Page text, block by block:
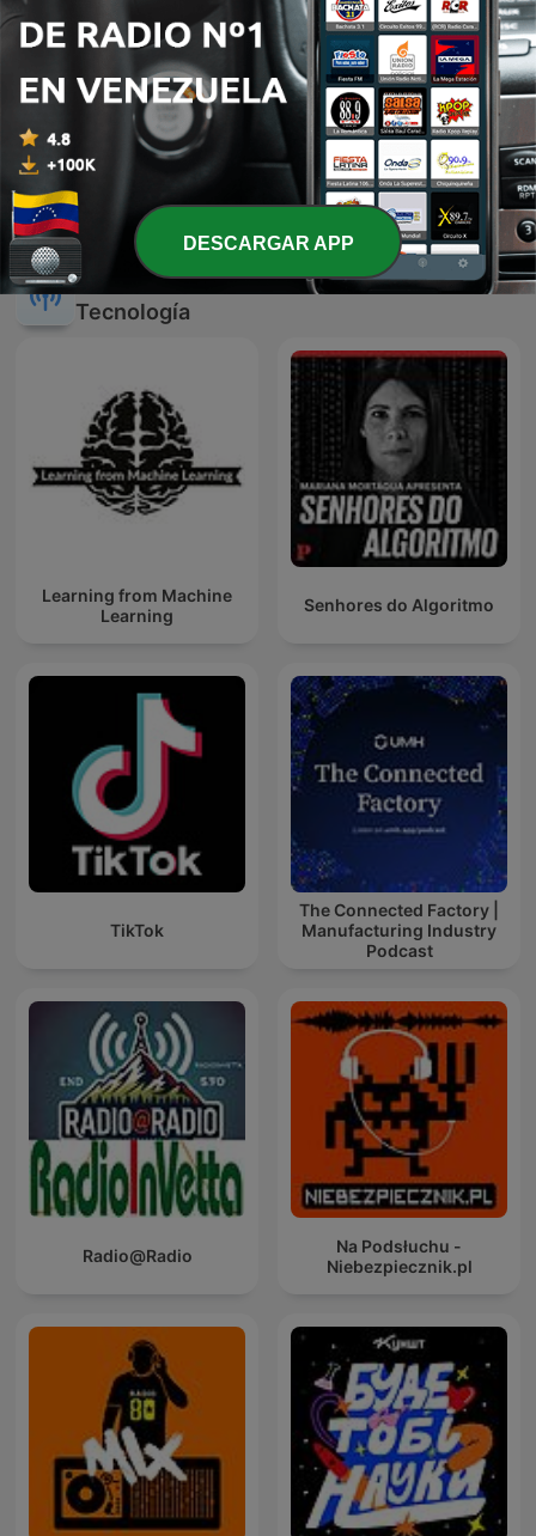
HHK Talks
Más podcasts internacionales de
Tecnología
Learning from Machine
Learning
Senhores do Algoritmo
TikTok
The Connected Factory |
Manufacturing Industry
Podcast
Radio@Radio
Na Podsłuchu -
Niebezpiecznik.pl
DESCARGAR APP